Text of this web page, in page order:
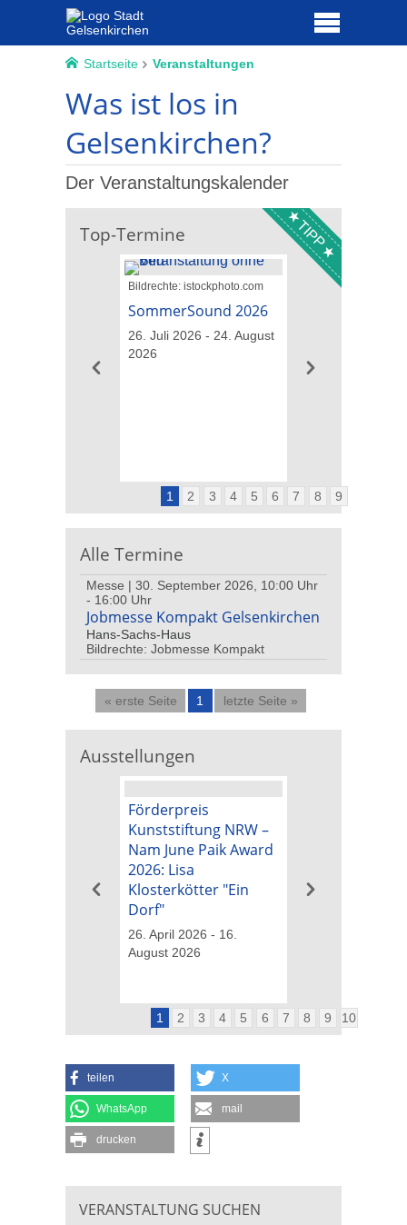
Startseite Veranstaltungen
Was ist los in
Gelsenkirchen?
Der Veranstaltungskalender
Top-Termine TIPP
Bildrechte: istockphoto.com
SommerSound 2026
26. Juli 2026 - 24. August
2026
Bildrechte: GM013
09. August 2026
1 2 3 4 5 6 7 8 9
Alle Termine
Messe | 30. September 2026, 10:00 Uhr
- 16:00 Uhr
Jobmesse Kompakt Gelsenkirchen
Hans-Sachs-Haus
Bildrechte: Jobmesse Kompakt
« erste Seite 1 letzte Seite »
Ausstellungen
Förderpreis
Kunststiftung NRW –
Nam June Paik Award
2026: Lisa
Klosterkötter "Ein
Dorf"
26. April 2026 - 16.
August 2026
1 2 3 4 5 6 7 8 9 10
teilen X
WhatsApp mail
drucken
VERANSTALTUNG SUCHEN